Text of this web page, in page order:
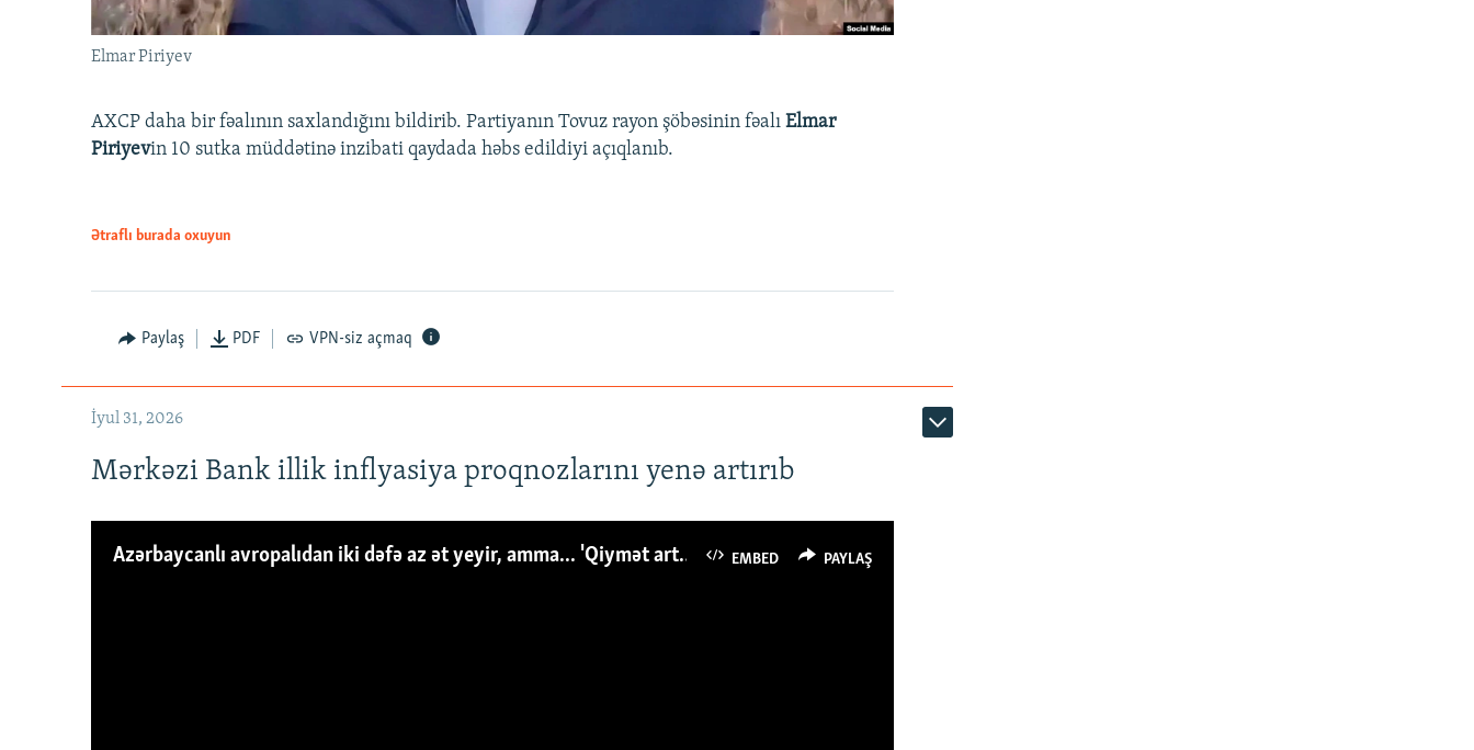
Elmar Piriyev
AXCP daha bir fəalının saxlandığını bildirib. Partiyanın Tovuz rayon şöbəsinin fəalı Elmar
Piriyevin 10 sutka müddətinə inzibati qaydada həbs edildiyi açıqlanıb.
Ətraflı burada oxuyun
Paylaş PDF VPN-siz açmaq
İyul 31, 2026
Mərkəzi Bank illik inflyasiya proqnozlarını yenə artırıb
EMBED PAYLAŞ
Azərbaycanlı avropalıdan iki dəfə az ət yeyir, amma... 'Qiymət artımı qaçılmazdır'